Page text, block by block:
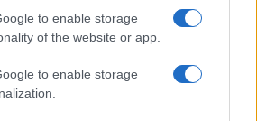
to enable storage
of the website or app.
to enable storage
bolognese, decise di seguire il